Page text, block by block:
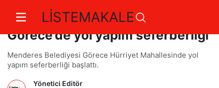
LİSTEMAKALE
Menderes Belediyesi’nden
Görece’de yol yapım seferberliği
Menderes Belediyesi Görece Hürriyet Mahallesinde yol
yapım seferberliği başlattı.
Yönetici Editör